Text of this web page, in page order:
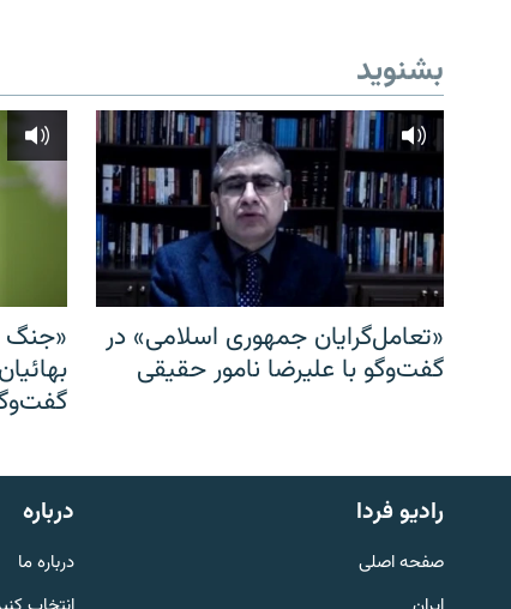
English
به ما بپیوندید
بشنوید
«تعامل‌گرایان جمهوری اسلامی» در
گفت‌وگو با علیرضا نامور حقیقی
«جنگ
رادیو فردا
صفحه اصلی
درباره
درباره ما